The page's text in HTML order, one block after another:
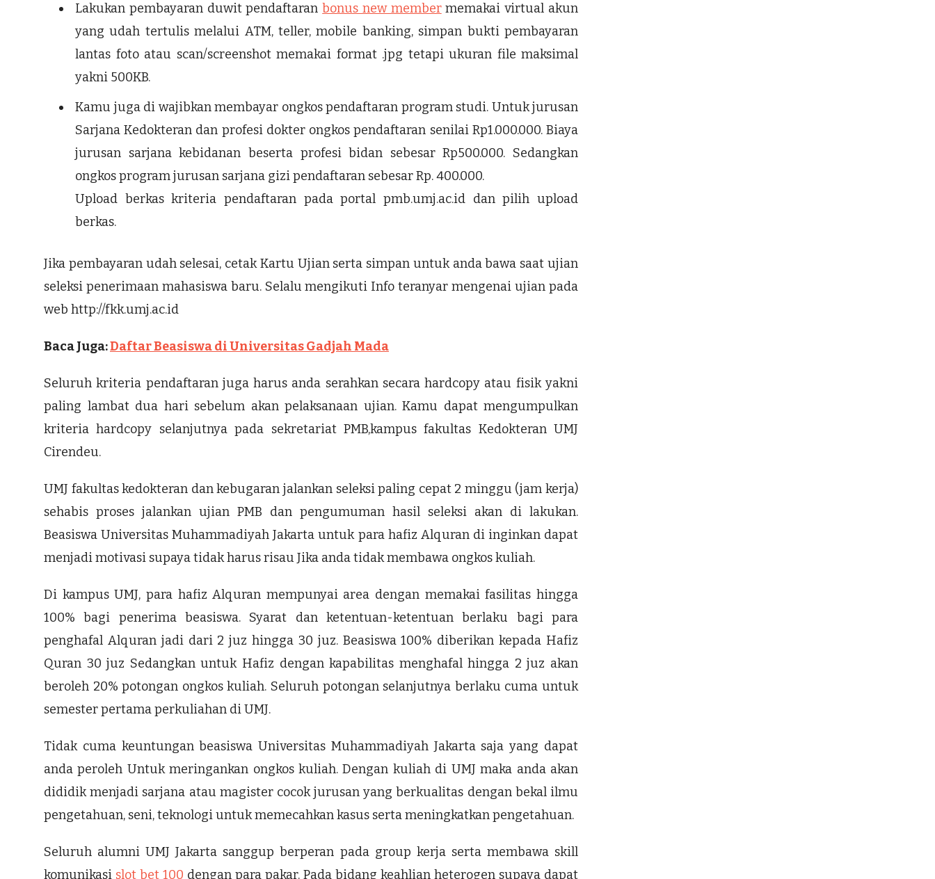
Lakukan pembayaran duwit pendaftaranbonus new membermemakai virtual akun
yang udah tertulis melalui ATM, teller, mobile banking, simpan bukti pembayaran
lantas foto atau scan/screenshot memakai format .jpg tetapi ukuran file maksimal
yakni 500KB.
Kamu juga di wajibkan membayar ongkos pendaftaran program studi. Untuk jurusan
Sarjana Kedokteran dan profesi dokter ongkos pendaftaran senilai Rp1.000.000. Biaya
jurusan sarjana kebidanan beserta profesi bidan sebesar Rp500.000. Sedangkan
ongkos program jurusan sarjana gizi pendaftaran sebesar Rp. 400.000.
Upload berkas kriteria pendaftaran pada portal pmb.umj.ac.id dan pilih upload
berkas.
Jika pembayaran udah selesai, cetak Kartu Ujian serta simpan untuk anda bawa saat ujian
seleksi penerimaan mahasiswa baru. Selalu mengikuti Info teranyar mengenai ujian pada
web http://fkk.umj.ac.id
Baca Juga:Daftar Beasiswa di Universitas Gadjah Mada
Seluruh kriteria pendaftaran juga harus anda serahkan secara hardcopy atau fisik yakni
paling lambat dua hari sebelum akan pelaksanaan ujian. Kamu dapat mengumpulkan
kriteria hardcopy selanjutnya pada sekretariat PMB,kampus fakultas Kedokteran UMJ
Cirendeu.
UMJ fakultas kedokteran dan kebugaran jalankan seleksi paling cepat 2 minggu (jam kerja)
sehabis proses jalankan ujian PMB dan pengumuman hasil seleksi akan di lakukan.
Beasiswa Universitas Muhammadiyah Jakarta untuk para hafiz Alquran di inginkan dapat
menjadi motivasi supaya tidak harus risau Jika anda tidak membawa ongkos kuliah.
Di kampus UMJ, para hafiz Alquran mempunyai area dengan memakai fasilitas hingga
100% bagi penerima beasiswa. Syarat dan ketentuan-ketentuan berlaku bagi para
penghafal Alquran jadi dari 2 juz hingga 30 juz. Beasiswa 100% diberikan kepada Hafiz
Quran 30 juz Sedangkan untuk Hafiz dengan kapabilitas menghafal hingga 2 juz akan
beroleh 20% potongan ongkos kuliah. Seluruh potongan selanjutnya berlaku cuma untuk
semester pertama perkuliahan di UMJ.
Tidak cuma keuntungan beasiswa Universitas Muhammadiyah Jakarta saja yang dapat
anda peroleh Untuk meringankan ongkos kuliah. Dengan kuliah di UMJ maka anda akan
dididik menjadi sarjana atau magister cocok jurusan yang berkualitas dengan bekal ilmu
pengetahuan, seni, teknologi untuk memecahkan kasus serta meningkatkan pengetahuan.
Seluruh alumni UMJ Jakarta sanggup berperan pada group kerja serta membawa skill
komunikasi slot bet 100 dengan para pakar. Pada bidang keahlian heterogen supaya dapat